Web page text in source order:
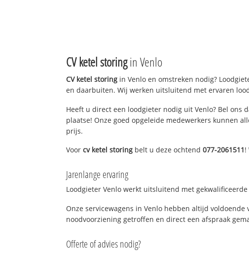
CV ketel storingin Venlo
CV ketel storing in Venlo en omstreken nodig?
en daarbuiten. Wij werken uitsluitend met ervaren
Heeft u direct een loodgieter nodig uit Venlo? Bel ons
plaatse! Onze goed opgeleide medewerkers kunnen
prijs.
Voorcv ketel storing belt u deze ochtend077-2061511!
Jarenlange ervaring
Loodgieter Venlo werkt uitsluitend met
Onze servicewagens in Venlo hebben altijd
noodvoorziening getroffen en direct een afspraak
Offerte of advies nodig?